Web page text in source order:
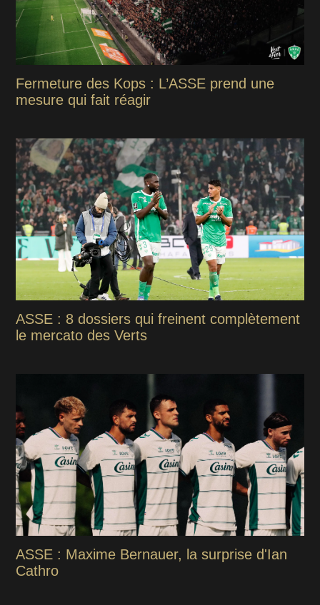
Fermeture des Kops : L’ASSE prend une
mesure qui fait réagir
ASSE : 8 dossiers qui freinent complètement
le mercato des Verts
ASSE : Maxime Bernauer, la surprise d'Ian
Cathro